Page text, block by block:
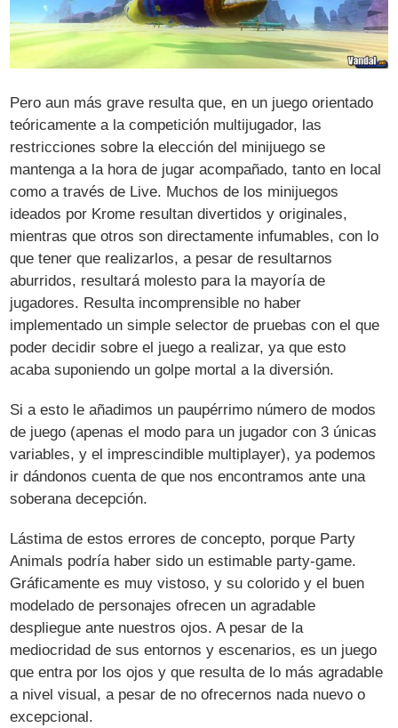
Pero aun más grave resulta que, en un juego orientado
teóricamente a la competición multijugador, las
restricciones sobre la elección del minijuego se
mantenga a la hora de jugar acompañado, tanto en local
como a través de Live. Muchos de los minijuegos
ideados por Krome resultan divertidos y originales,
mientras que otros son directamente infumables, con lo
que tener que realizarlos, a pesar de resultarnos
aburridos, resultará molesto para la mayoría de
jugadores. Resulta incomprensible no haber
implementado un simple selector de pruebas con el que
poder decidir sobre el juego a realizar, ya que esto
acaba suponiendo un golpe mortal a la diversión.
Si a esto le añadimos un paupérrimo número de modos
de juego (apenas el modo para un jugador con 3 únicas
variables, y el imprescindible multiplayer), ya podemos
ir dándonos cuenta de que nos encontramos ante una
soberana decepción.
Lástima de estos errores de concepto, porque Party
Animals podría haber sido un estimable party-game.
Gráficamente es muy vistoso, y su colorido y el buen
modelado de personajes ofrecen un agradable
despliegue ante nuestros ojos. A pesar de la
mediocridad de sus entornos y escenarios, es un juego
que entra por los ojos y que resulta de lo más agradable
a nivel visual, a pesar de no ofrecernos nada nuevo o
excepcional.